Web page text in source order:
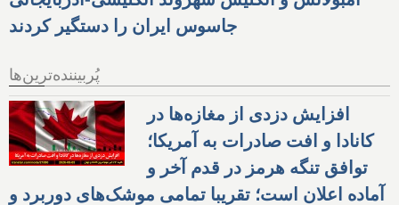
جاسوس ایران را دستگیر کردند
پُربیننده‌ترین‌ها
افزایش دزدی از مغازه‌ها در
کانادا و افت صادرات به آمریکا؛
توافق تنگه هرمز در قدم آخر و
آماده اعلان است؛ تقریبا تمامی موشک‌های دوربرد و